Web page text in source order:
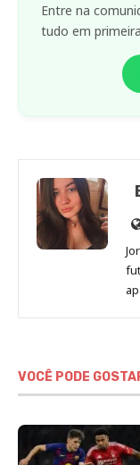
Entre na
tudo em
VOCÊ PODE